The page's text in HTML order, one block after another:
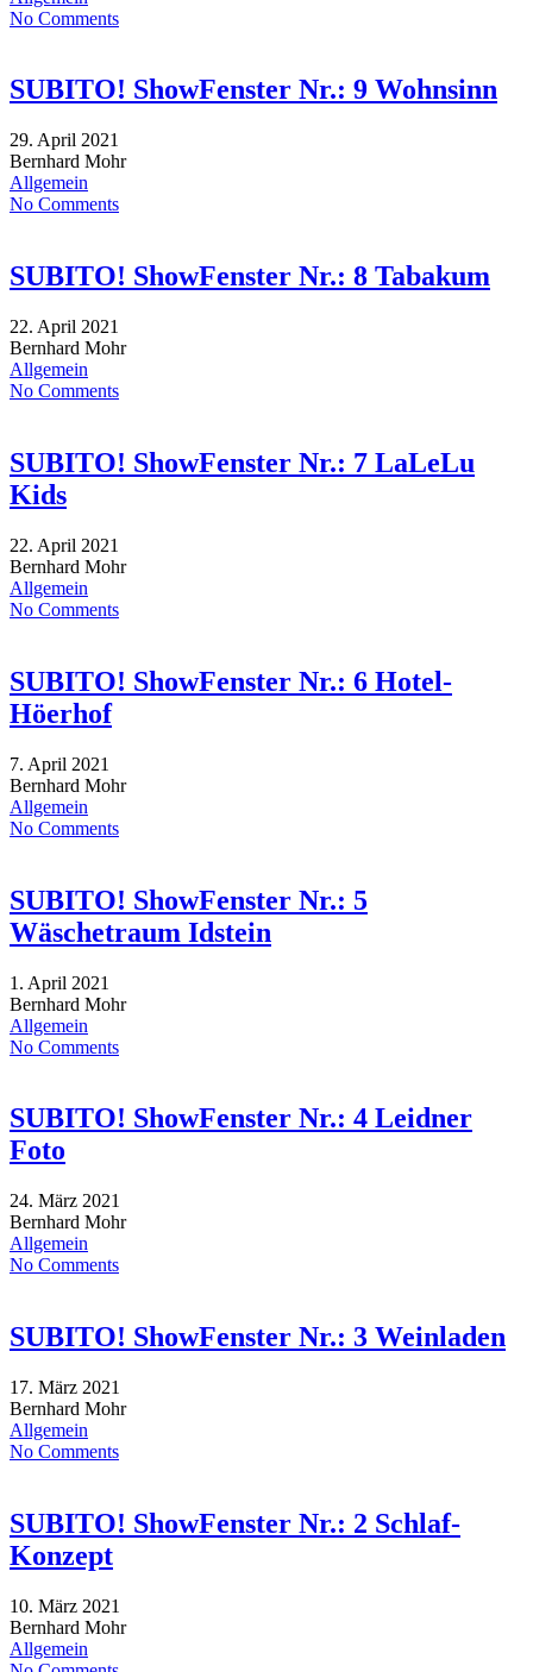
No Comments
SUBITO! ShowFenster Nr.: 9 Wohnsinn
29. April 2021
Bernhard Mohr
Allgemein
No Comments
SUBITO! ShowFenster Nr.: 8 Tabakum
22. April 2021
Bernhard Mohr
Allgemein
No Comments
SUBITO! ShowFenster Nr.: 7 LaLeLu
Kids
22. April 2021
Bernhard Mohr
Allgemein
No Comments
SUBITO! ShowFenster Nr.: 6 Hotel-
Höerhof
7. April 2021
Bernhard Mohr
Allgemein
No Comments
SUBITO! ShowFenster Nr.: 5
Wäschetraum Idstein
1. April 2021
Bernhard Mohr
Allgemein
No Comments
SUBITO! ShowFenster Nr.: 4 Leidner
Foto
24. März 2021
Bernhard Mohr
Allgemein
No Comments
SUBITO! ShowFenster Nr.: 3 Weinladen
17. März 2021
Bernhard Mohr
Allgemein
No Comments
SUBITO! ShowFenster Nr.: 2 Schlaf-
Konzept
10. März 2021
Bernhard Mohr
Allgemein